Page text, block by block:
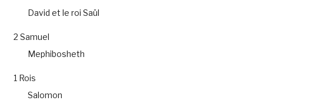
David et le roi Saül
2 Samuel
Mephibosheth
1 Rois
Salomon